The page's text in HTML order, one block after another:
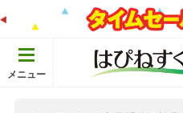
メニュー